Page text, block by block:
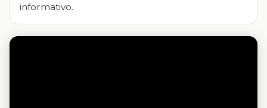
informativo.